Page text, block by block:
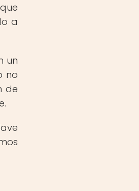
a
un
no
de